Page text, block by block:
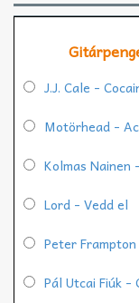
J.J. Cale -
Motörhead -
Kolmas
Lord - Vedd el
Peter
Pál Utcai Fiúk -